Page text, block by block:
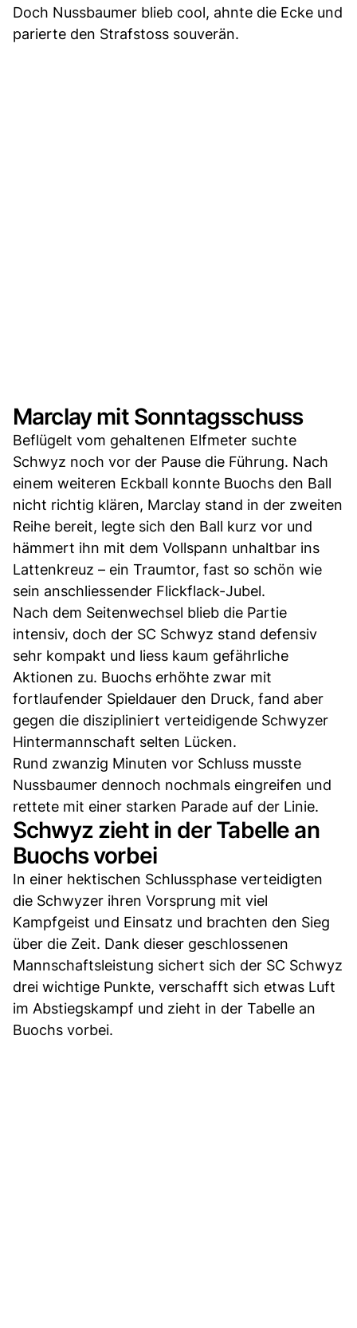
Doch Nussbaumer blieb cool, ahnte die Ecke und
parierte den Strafstoss souverän.
Marclay mit Sonntagsschuss
Beflügelt vom gehaltenen Elfmeter suchte
Schwyz noch vor der Pause die Führung. Nach
einem weiteren Eckball konnte Buochs den Ball
nicht richtig klären, Marclay stand in der zweiten
Reihe bereit, legte sich den Ball kurz vor und
hämmert ihn mit dem Vollspann unhaltbar ins
Lattenkreuz – ein Traumtor, fast so schön wie
sein anschliessender Flickflack-Jubel.
Nach dem Seitenwechsel blieb die Partie
intensiv, doch der SC Schwyz stand defensiv
sehr kompakt und liess kaum gefährliche
Aktionen zu. Buochs erhöhte zwar mit
fortlaufender Spieldauer den Druck, fand aber
gegen die diszipliniert verteidigende Schwyzer
Hintermannschaft selten Lücken.
Rund zwanzig Minuten vor Schluss musste
Nussbaumer dennoch nochmals eingreifen und
rettete mit einer starken Parade auf der Linie.
Schwyz zieht in der Tabelle an
Buochs vorbei
In einer hektischen Schlussphase verteidigten
die Schwyzer ihren Vorsprung mit viel
Kampfgeist und Einsatz und brachten den Sieg
über die Zeit. Dank dieser geschlossenen
Mannschaftsleistung sichert sich der SC Schwyz
drei wichtige Punkte, verschafft sich etwas Luft
im Abstiegskampf und zieht in der Tabelle an
Buochs vorbei.